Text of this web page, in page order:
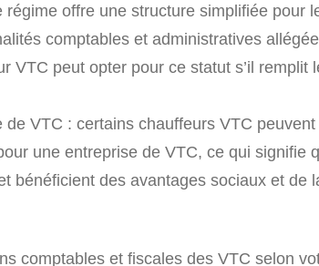
régime offre une structure simplifiée pour
comptables et administratives
VTC peut opter pour ce statut s’il remplit
de VTC : certains chauffeurs VTC
une entreprise de VTC, ce qui signifie
bénéficient des avantages sociaux et de
comptables et fiscales des VTC selon